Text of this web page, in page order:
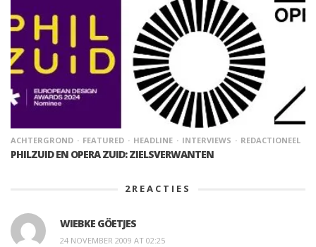
ACHTERGROND FEATURED HEADLINE INTERVIEWS REDACTIONEEL
PHILZUID EN OPERA ZUID: ZIELSVERWANTEN
2REACTIES
WIEBKE GÖETJES
24 NOVEMBER 2009 AT 02:25